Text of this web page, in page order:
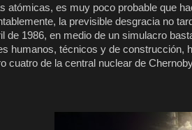
atómicas, es muy poco probable que
la previsible desgracia no
de 1986, en medio de un simulacro
humanos, técnicos y de construcción,
cuatro de la central nuclear de